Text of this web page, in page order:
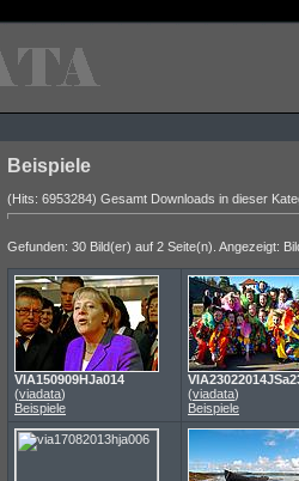
Beispiele
(Hits: 6953284) Gesamt Downloads in dieser
Gefunden: 30 Bild(er) auf 2 Seite(n). Angezeigt:
VIA150909HJa014
(viadata)
Beispiele
(viadata)
Beispiele